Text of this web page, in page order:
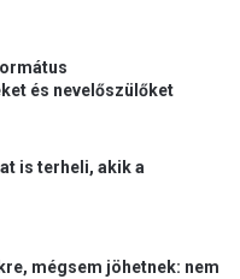
és nevelőszülőket
is terheli, akik a
mégsem jöhetnek: nem